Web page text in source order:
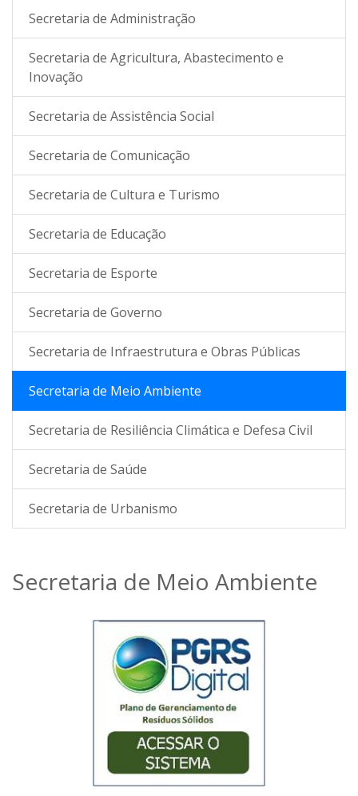
Secretaria de Administração
Secretaria de Agricultura, Abastecimento e
Inovação
Secretaria de Assistência Social
Secretaria de Comunicação
Secretaria de Cultura e Turismo
Secretaria de Educação
Secretaria de Esporte
Secretaria de Governo
Secretaria de Infraestrutura e Obras Públicas
Secretaria de Meio Ambiente
Secretaria de Resiliência Climática e Defesa Civil
Secretaria de Saúde
Secretaria de Urbanismo
Secretaria de Meio Ambiente